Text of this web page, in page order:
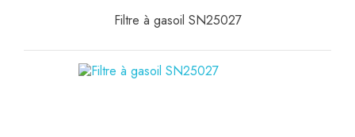
Filtre à gasoil SN25027